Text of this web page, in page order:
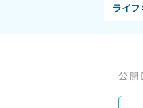
ライ
公開